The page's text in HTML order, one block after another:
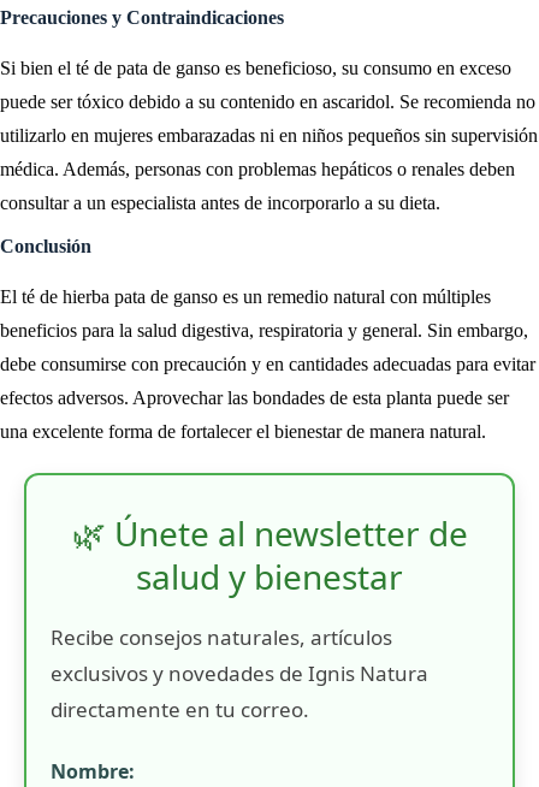
Precauciones y Contraindicaciones
Si bien el té de pata de ganso es beneficioso, su consumo en exceso
puede ser tóxico debido a su contenido en ascaridol. Se recomienda no
utilizarlo en mujeres embarazadas ni en niños pequeños sin supervisión
médica. Además, personas con problemas hepáticos o renales deben
consultar a un especialista antes de incorporarlo a su dieta.
Conclusión
El té de hierba pata de ganso es un remedio natural con múltiples
beneficios para la salud digestiva, respiratoria y general. Sin embargo,
debe consumirse con precaución y en cantidades adecuadas para evitar
efectos adversos. Aprovechar las bondades de esta planta puede ser
una excelente forma de fortalecer el bienestar de manera natural.
🌿 Únete al newsletter de
salud y bienestar
Recibe consejos naturales, artículos
exclusivos y novedades de Ignis Natura
directamente en tu correo.
Nombre: